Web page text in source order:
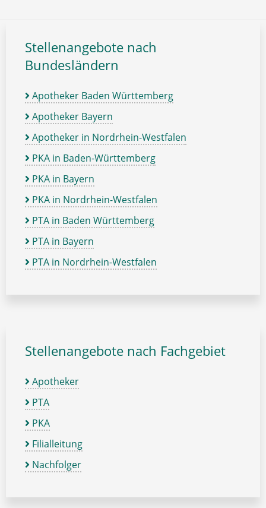
Stellenangebote nach
Bundesländern
Apotheker Baden Württemberg
Apotheker Bayern
Apotheker in Nordrhein-Westfalen
PKA in Baden-Württemberg
PKA in Bayern
PKA in Nordrhein-Westfalen
PTA in Baden Württemberg
PTA in Bayern
PTA in Nordrhein-Westfalen
Stellenangebote nach Fachgebiet
Apotheker
PTA
PKA
Filialleitung
Nachfolger